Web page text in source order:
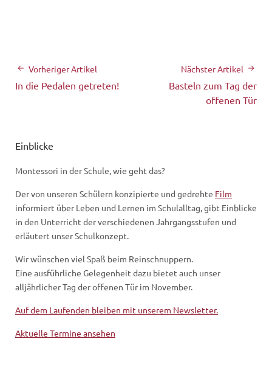
Vorheriger Artikel
In die Pedalen getreten!
Nächster Artikel
Basteln zum Tag der
offenen Tür
Einblicke
Montessori in der Schule, wie geht das?
Der von unseren Schülern konzipierte und gedrehte Film
informiert über Leben und Lernen im Schulalltag, gibt Einblicke
in den Unterricht der verschiedenen Jahrgangsstufen und
erläutert unser Schulkonzept.
Wir wünschen viel Spaß beim Reinschnuppern.
Eine ausführliche Gelegenheit dazu bietet auch unser
alljährlicher Tag der offenen Tür im November.
Auf dem Laufenden bleiben mit unserem Newsletter.
Aktuelle Termine ansehen